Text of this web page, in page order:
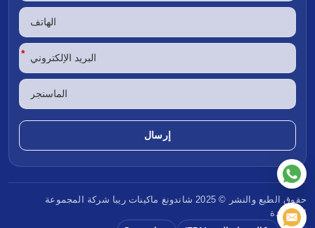
*
حقوق الطبع والنشر © 2025 شاندونغ ماكينات ريبا شركة المجموعة
المحدودة